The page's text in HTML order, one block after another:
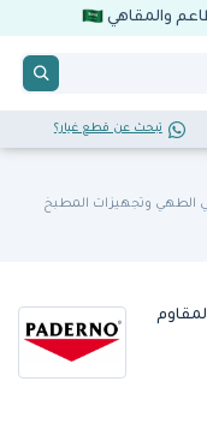
والمقاهي
تبحث عن قطع غيار؟
الطهي وتجهيزات المطبخ
المقاوم